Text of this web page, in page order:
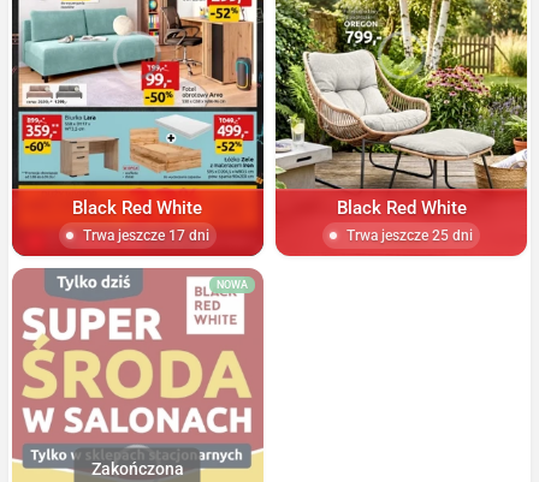
Black Red White
Trwa jeszcze 17 dni
Black Red White
Trwa jeszcze 25 dni
NOWA